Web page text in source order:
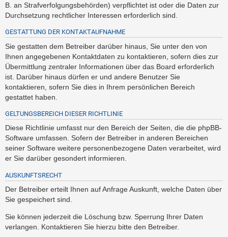
B. an Strafverfolgungsbehörden) verpflichtet ist oder die Daten zur
Durchsetzung rechtlicher Interessen erforderlich sind.
GESTATTUNG DER KONTAKTAUFNAHME
Sie gestatten dem Betreiber darüber hinaus, Sie unter den von
Ihnen angegebenen Kontaktdaten zu kontaktieren, sofern dies zur
Übermittlung zentraler Informationen über das Board erforderlich
ist. Darüber hinaus dürfen er und andere Benutzer Sie
kontaktieren, sofern Sie dies in Ihrem persönlichen Bereich
gestattet haben.
GELTUNGSBEREICH DIESER RICHTLINIE
Diese Richtlinie umfasst nur den Bereich der Seiten, die die phpBB-
Software umfassen. Sofern der Betreiber in anderen Bereichen
seiner Software weitere personenbezogene Daten verarbeitet, wird
er Sie darüber gesondert informieren.
AUSKUNFTSRECHT
Der Betreiber erteilt Ihnen auf Anfrage Auskunft, welche Daten über
Sie gespeichert sind.
Sie können jederzeit die Löschung bzw. Sperrung Ihrer Daten
verlangen. Kontaktieren Sie hierzu bitte den Betreiber.